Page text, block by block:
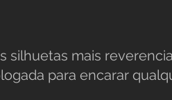
silhuetas mais
para encarar